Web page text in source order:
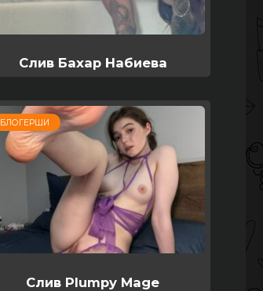
Слив Бахар Набиева
БЛОГЕРШИ
Слив Plumpy Mage